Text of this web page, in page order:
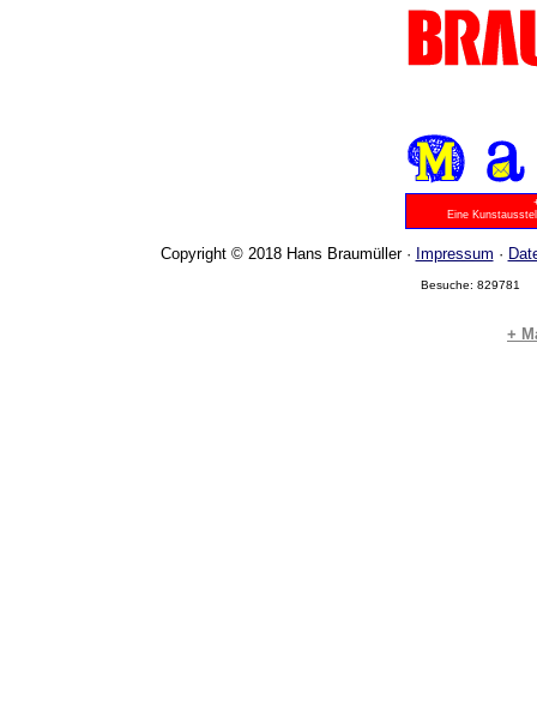
Eine
Copyright © 2018 Hans Braumüller · Impressum ·
Besuche: 829781
+